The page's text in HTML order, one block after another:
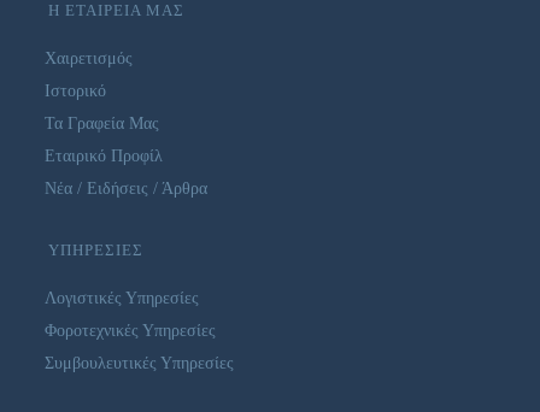
Η ΕΤΑΙΡΕΙΑ ΜΑΣ
Χαιρετισμός
Ιστορικό
Τα Γραφεία Μας
Εταιρικό Προφίλ
Νέα / Ειδήσεις / Άρθρα
ΥΠΗΡΕΣΙΕΣ
Λογιστικές Υπηρεσίες
Φοροτεχνικές Υπηρεσίες
Συμβουλευτικές Υπηρεσίες